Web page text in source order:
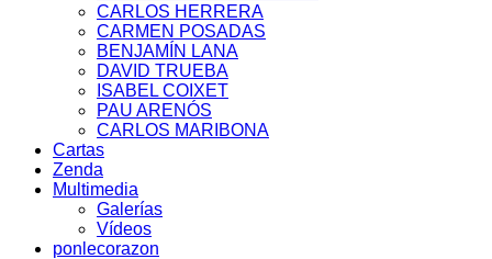
CARLOS HERRERA
CARMEN POSADAS
BENJAMÍN LANA
DAVID TRUEBA
ISABEL COIXET
PAU ARENÓS
CARLOS MARIBONA
Cartas
Zenda
Multimedia
Galerías
Vídeos
ponlecorazon